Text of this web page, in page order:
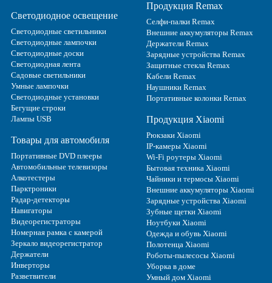
Светодиодное освещение
Светодиодные светильники
Светодиодные лампочки
Светодиодные доски
Светодиодная лента
Садовые светильники
Умные лампочки
Светодиодные установки
Бегущие строки
Лампы USB
Товары для автомобиля
Портативные DVD плееры
Автомобильные телевизоры
Алкотестеры
Парктроники
Радар-детекторы
Навигаторы
Видеорегистраторы
Номерная рамка с камерой
Зеркало видеорегистратор
Держатели
Инверторы
Разветвители
Продукция Remax
Селфи-палки Remax
Внешние аккумуляторы Remax
Держатели Remax
Зарядные устройства Remax
Защитные стекла Remax
Кабели Remax
Наушники Remax
Портативные колонки Remax
Продукция Xiaomi
Рюкзаки Xiaomi
IP-камеры Xiaomi
Wi-Fi роутеры Xiaomi
Бытовая техника Xiaomi
Чайники и термосы Xiaomi
Внешние аккумуляторы Xiaomi
Зарядные устройства Xiaomi
Зубные щетки Xiaomi
Ноутбуки Xiaomi
Одежда и обувь Xiaomi
Полотенца Xiaomi
Роботы-пылесосы Xiaomi
Уборка в доме
Умный дом Xiaomi